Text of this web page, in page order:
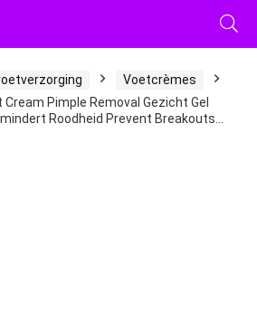
Voetcrèmes
Pimple Removal Gezicht Gel
Roodheid Prevent Breakouts…